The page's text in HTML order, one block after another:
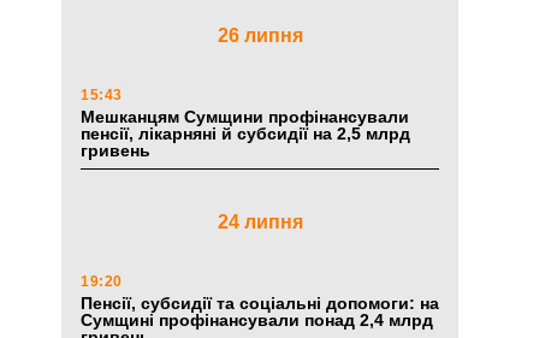
26 липня
15:43
Мешканцям Сумщини профінансували
пенсії, лікарняні й субсидії на 2,5 млрд
гривень
24 липня
19:20
Пенсії, субсидії та соціальні допомоги: на
Сумщині профінансували понад 2,4 млрд